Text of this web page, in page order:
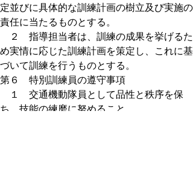
定並びに具体的な訓練計画の樹立及び実施の
責任に当たるものとする。
２ 指導担当者は、訓練の成果を挙げるた
め実情に応じた訓練計画を策定し、これに基
づいて訓練を行うものとする。
第６ 特別訓練員の遵守事項
１ 交通機動隊員として品性と秩序を保
ち、技能の練磨に努めること。